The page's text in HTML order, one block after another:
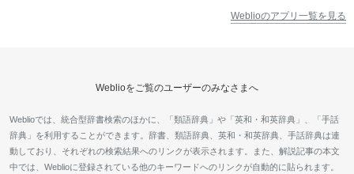
Weblioのアプリ一覧を見る
Weblioをご覧のユーザーのみなさまへ
Weblioでは、統合型辞書検索のほかに、「類語辞典」や「英和・和英辞典」、「手話
辞典」を利用することができます。辞書、類語辞典、英和・和英辞典、手話辞典は連
動しており、それぞれの検索結果へのリンクが表示されます。また、解説記事の本文
中では、Weblioに登録されている他のキーワードへのリンクが自動的に貼られます。